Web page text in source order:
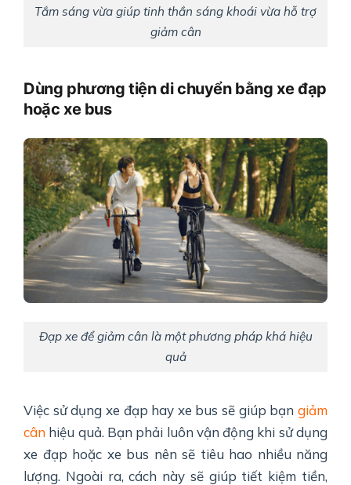
Tắm sáng vừa giúp tinh thần sáng khoái vừa hỗ trợ
giảm cân
Dùng phương tiện di chuyển bằng xe đạp
hoặc xe bus
Đạp xe để giảm cân là một phương pháp khá hiệu
quả
Việc sử dụng xe đạp hay xe bus sẽ giúp bạn giảm
cân hiệu quả. Bạn phải luôn vận động khi sử dụng
xe đạp hoặc xe bus nên sẽ tiêu hao nhiều năng
lượng. Ngoài ra, cách này sẽ giúp tiết kiệm tiền,